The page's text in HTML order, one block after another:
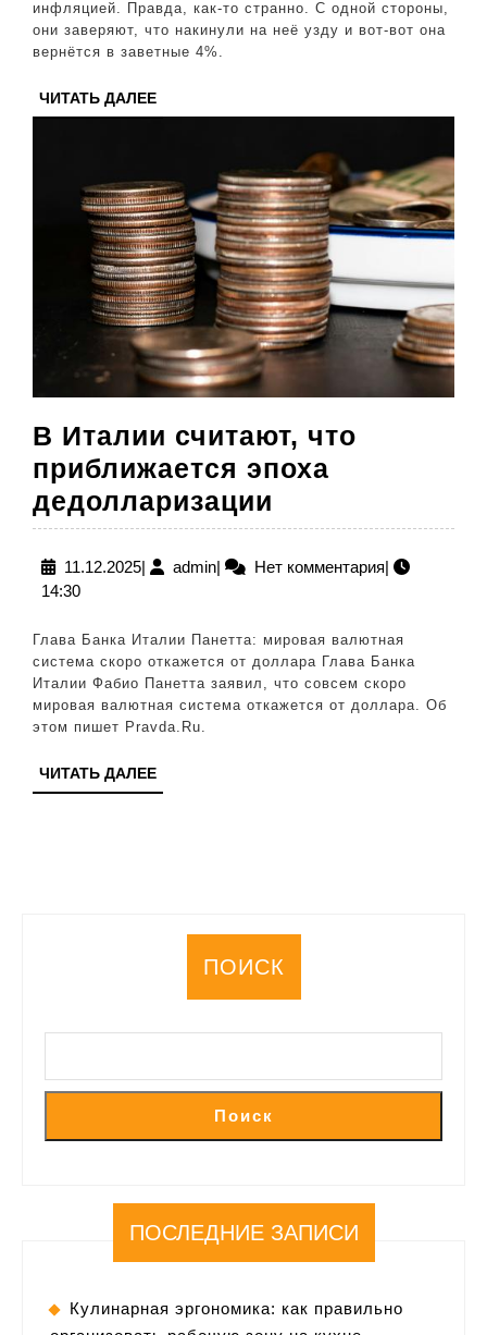
инфляцией. Правда, как-то странно. С одной стороны,
они заверяют, что накинули на неё узду и вот-вот она
вернётся в заветные 4%.
ЧИТАТЬ ДАЛЕЕЧИТАТЬ
ДАЛЕЕ
В Италии считают, что
приближается эпоха
дедолларизации
Италии
считают,
приближается
эпоха
11.12.202511.12.2025
| adminadmin
| Нет комментария|
14:30
Глава Банка Италии Панетта: мировая валютная
система скоро откажется от доллара Глава Банка
Италии Фабио Панетта заявил, что совсем скоро
мировая валютная система откажется от доллара. Об
этом пишет Pravda.Ru.
ЧИТАТЬ ДАЛЕЕЧИТАТЬ
ДАЛЕЕ
ПОИСК
Поиск
ПОСЛЕДНИЕ ЗАПИСИ
Кулинарная эргономика: как правильно